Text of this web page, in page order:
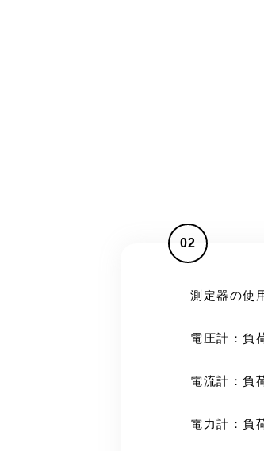
02
測定器の使
電圧計：負
電流計：負
電力計：負